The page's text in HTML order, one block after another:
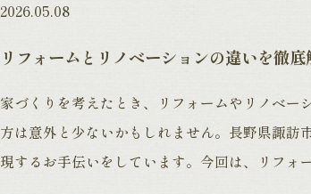
2026.05.08
リフォームとリノベーションの違いを徹
家づくりを考えたとき、リフォームやリノベー
方は意外と少ないかもしれません。長野県諏
現するお手伝いをしています。今回は、リフォ